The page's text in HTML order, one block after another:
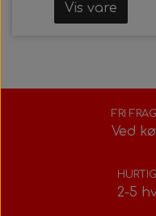
Vis vare
FRI
Ved
2-5